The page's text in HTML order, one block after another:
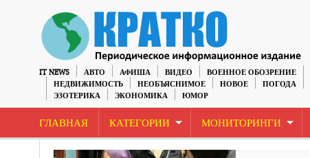
IT NEWS АВТО АФИША ВИДЕО ВОЕННОЕ ОБОЗРЕНИЕ
НЕДВИЖИМОСТЬ
НЕОБЪЯСНИМОЕ НОВОЕ ПОГОДА
ЭЗОТЕРИКА
ЭКОНОМИКА ЮМОР
ГЛАВНАЯ КАТЕГОРИИ МОНИТОРИНГИ